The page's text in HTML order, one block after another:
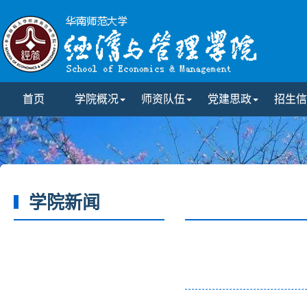
首页 学院概况 师资队伍 党建思政 招生
学院新闻